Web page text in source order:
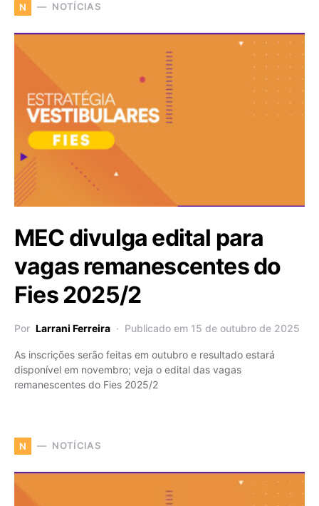
N NOTÍCIAS
MEC divulga edital para
vagas remanescentes do
Fies 2025/2
Por Larrani Ferreira Publicado em 15 de outubro de 2025
As inscrições serão feitas em outubro e resultado estará
disponível em novembro; veja o edital das vagas
remanescentes do Fies 2025/2
N NOTÍCIAS